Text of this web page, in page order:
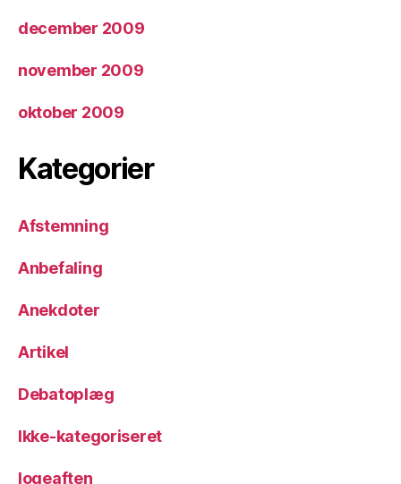
december 2009
november 2009
oktober 2009
Kategorier
Afstemning
Anbefaling
Anekdoter
Artikel
Debatoplæg
Ikke-kategoriseret
logeaften